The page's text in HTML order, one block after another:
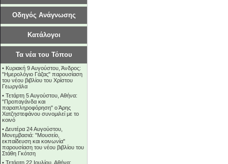
Οδηγός Ανάγνωσης
Κατάλογοι
Τα νέα του Τόπου
• Κυριακή 9 Αυγούστου, Άνδρος:
"Ημερολόγιο Γάζας" παρουσίαση
του νέου βιβλίου του Χρίστου
Γεωργάλα
• Τετάρτη 5 Αυγούστου, Αθήνα:
"Προπαγάνδα και
παραπληροφόρηση" ο Άρης
Χατζηστεφάνου συνομιλεί με το
κοινό
•Δευτέρα 24 Αυγούστου,
Μονεμβασιά: "Μουσείο,
εκπαίδευση και κοινωνία"
παρουσίαση του νέου βιβλίου του
Στάθη Γκότση
• Τετάρτη 22 Ιουλίου, Αθήνα: